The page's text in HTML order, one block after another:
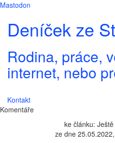
Mastodon
Deníček ze
Rodina, práce,
internet, nebo
Kontakt
Komentáře
ke článku:
ze dne